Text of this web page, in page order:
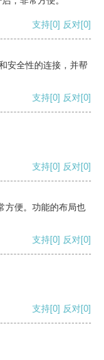
支持[0] 反对[0]
安全性的连接，并帮
支持[0] 反对[0]
支持[0] 反对[0]
方便。功能的布局也
支持[0] 反对[0]
支持[0] 反对[0]